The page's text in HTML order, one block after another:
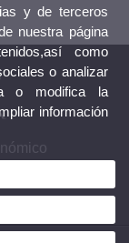
y de terceros
nuestra página
como
o analizar
o modifica la
información